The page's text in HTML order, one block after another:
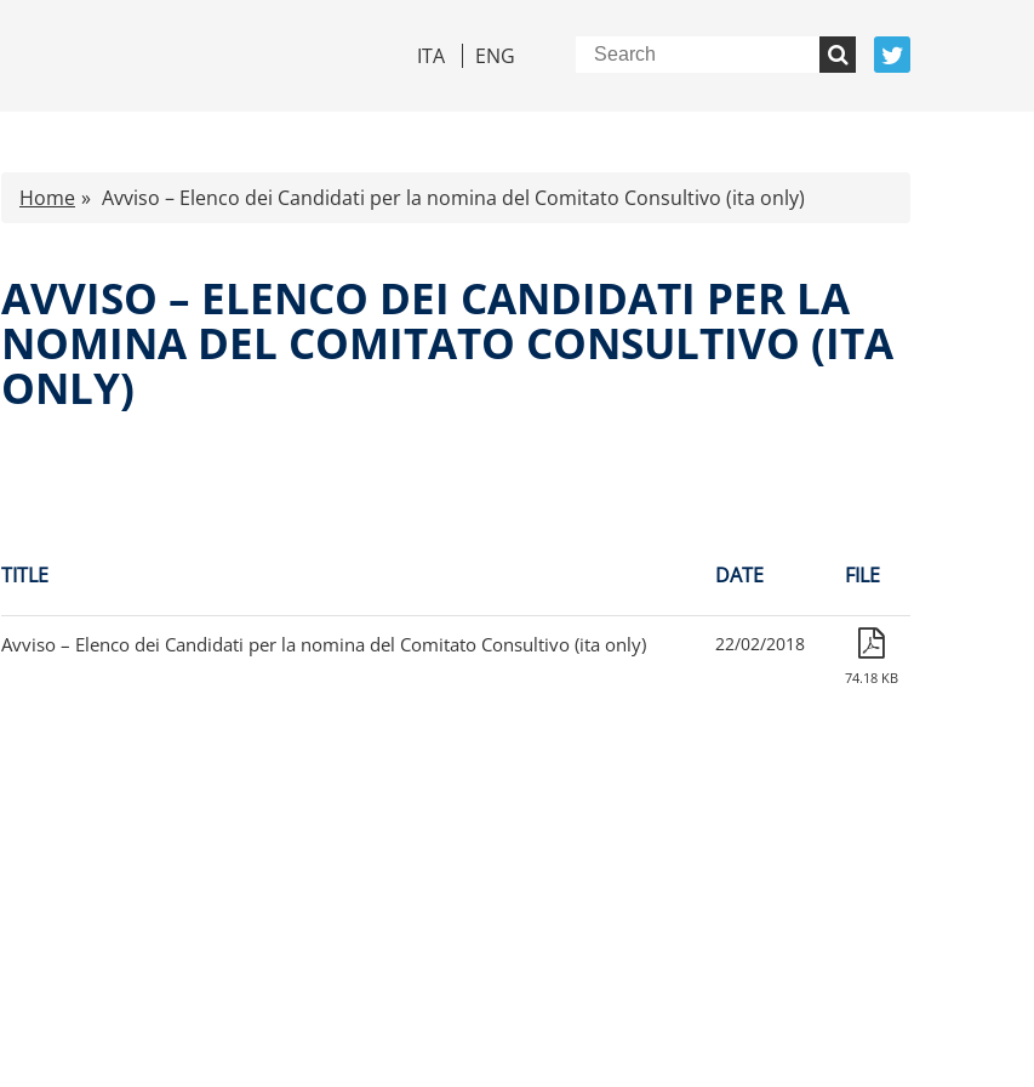
ITA ENG
Home Avviso – Elenco dei Candidati per la nomina del Comitato Consultivo (ita only)
AVVISO – ELENCO DEI CANDIDATI PER LA
NOMINA DEL COMITATO CONSULTIVO (ITA
ONLY)
TITLE DATE FILE
Avviso – Elenco dei Candidati per la nomina del Comitato Consultivo (ita only) 22/02/2018
74.18 KB